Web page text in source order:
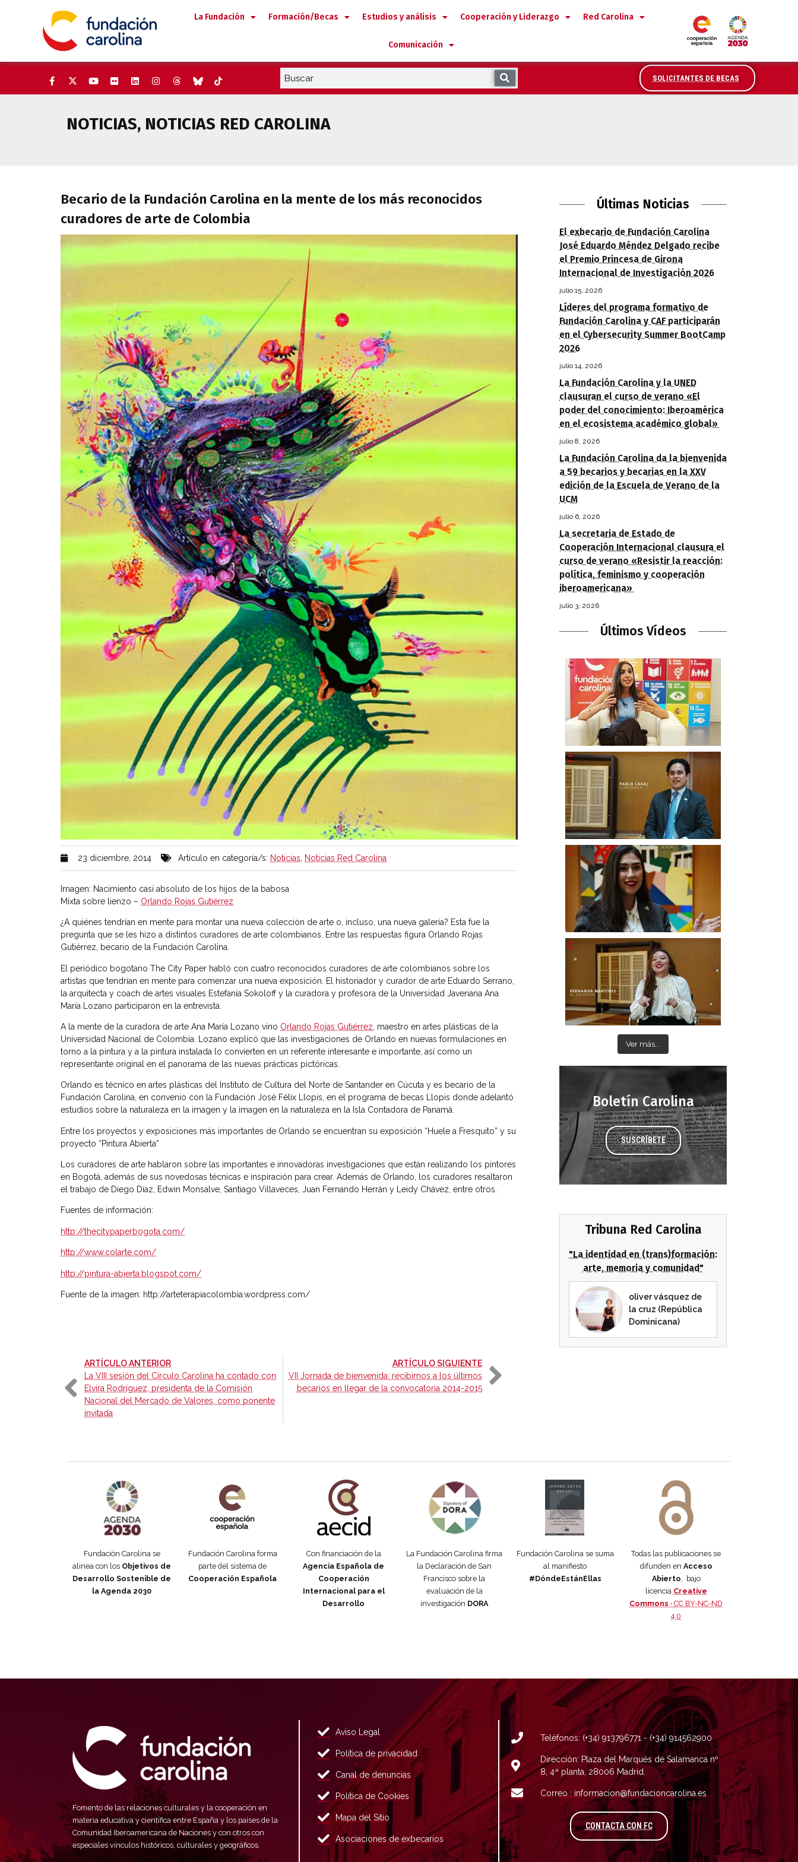
La Fundación Formación/Becas Estudios y análisis Cooperación y Liderazgo Red Carolina
Comunicación
SOLICITANTES DE BECAS
NOTICIAS, NOTICIAS RED CAROLINA
Becario de la Fundación Carolina en la mente de los más reconocidos
curadores de arte de Colombia
23 diciembre, 2014 Artículo en categoría/s: Noticias Noticias Red Carolina
Imagen: Nacimiento casi absoluto de los hijos de la babosa
Mixta sobre lienzo – Orlando Rojas Gutiérrez
¿A quiénes tendrían en mente para montar una nueva colección de arte o, incluso, una nueva galería? Esta fue la
pregunta que se les hizo a distintos curadores de arte colombianos. Entre las respuestas figura Orlando Rojas
Gutiérrez, becario de la Fundación Carolina.
El periódico bogotano The City Paper habló con cuatro reconocidos curadores de arte colombianos sobre los
artistas que tendrían en mente para comenzar una nueva exposición. El historiador y curador de arte Eduardo Serrano,
la arquitecta y coach de artes visuales Estefanía Sokoloff y la curadora y profesora de la Universidad Javeriana Ana
María Lozano participaron en la entrevista.
A la mente de la curadora de arte Ana María Lozano vino Orlando Rojas Gutiérrez , maestro en artes plásticas de la
Universidad Nacional de Colombia. Lozano explicó que las investigaciones de Orlando en nuevas formulaciones en
torno a la pintura y a la pintura instalada lo convierten en un referente interesante e importante, así como un
representante original en el panorama de las nuevas prácticas pictóricas.
Orlando es técnico en artes plásticas del Instituto de Cultura del Norte de Santander en Cúcuta y es becario de la
Fundación Carolina, en convenio con la Fundación José Félix Llopis, en el programa de becas Llopis donde adelantó
estudios sobre la naturaleza en la imagen y la imagen en la naturaleza en la Isla Contadora de Panamá.
Entre los proyectos y exposiciones más importantes de Orlando se encuentran su exposición “Huele a Fresquito” y su
proyecto “Pintura Abierta”
Los curadores de arte hablaron sobre las importantes e innovadoras investigaciones que están realizando los pintores
en Bogotá, además de sus novedosas técnicas e inspiración para crear. Además de Orlando, los curadores resaltaron
el trabajo de Diego Díaz, Edwin Monsalve, Santiago Villaveces, Juan Fernando Herrán y Leidy Chávez, entre otros.
Fuentes de información:
http://thecitypaperbogota.com/
http://www.colarte.com/
http://pintura-abierta.blogspot.com/
Fuente de la imagen: http://arteterapiacolombia.wordpress.com/
ARTÍCULO ANTERIOR-
La VIII sesión del Círculo Carolina ha contado con
Elvira Rodríguez, presidenta de la Comisión
Nacional del Mercado de Valores, como ponente
invitada
ARTÍCULO SIGUIENTE-
VII Jornada de bienvenida: recibimos a los últimos
becarios en llegar de la convocatoria 2014-2015
Últimas Noticias
El exbecario de Fundación Carolina
José Eduardo Méndez Delgado recibe
el Premio Princesa de Girona
Internacional de Investigación 2026
julio 15, 2026
Líderes del programa formativo de
Fundación Carolina y CAF participarán
en el Cybersecurity Summer BootCamp
2026
julio 14, 2026
La Fundación Carolina y la UNED
clausuran el curso de verano «El
poder del conocimiento: Iberoamérica
en el ecosistema académico global»
julio 8, 2026
La Fundación Carolina da la bienvenida
a 59 becarios y becarias en la XXV
edición de la Escuela de Verano de la
UCM
julio 6, 2026
La secretaria de Estado de
Cooperación Internacional clausura el
curso de verano «Resistir la reacción:
política, feminismo y cooperación
iberoamericana»
julio 3, 2026
Últimos Vídeos
Ver más...
Boletín Carolina
SUSCRÍBETE
Tribuna Red Carolina
"La identidad en (trans)formación:
arte, memoria y comunidad"
oliver vásquez de
la cruz (República
Dominicana)
Fundación Carolina se
alinea con los Objetivos de
Desarrollo Sostenible de
la Agenda 2030
Fundación Carolina forma
parte del sistema de
Cooperación Española
Con financiación de la
Agencia Española de
Cooperación
Internacional para el
Desarrollo
La Fundación Carolina firma
la Declaración de San
Francisco sobre la
evaluación de la
investigación DORA
Fundación Carolina se suma
al manifiesto
#DóndeEstánEllas
Todas las publicaciones se
difunden en Acceso
Abierto, bajo
licencia Creative
Commons ·CC BY-NC-ND
4.0
Fomento de las relaciones culturales y la cooperación en
materia educativa y científica entre España y los países de la
Comunidad Iberoamericana de Naciones y con otros con
especiales vínculos históricos, culturales y geográficos.
Aviso Legal
Política de privacidad
Canal de denuncias
Política de Cookies
Mapa del Sitio
Asociaciones de exbecarios
Teléfonos: (+34) 913796771 - (+34) 914562900
Dirección: Plaza del Marqués de Salamanca nº
8, 4ª planta, 28006 Madrid.
Correo : informacion@fundacioncarolina.es
CONTACTA CON FCA TRAVÉS DEL FORMULARIO DE